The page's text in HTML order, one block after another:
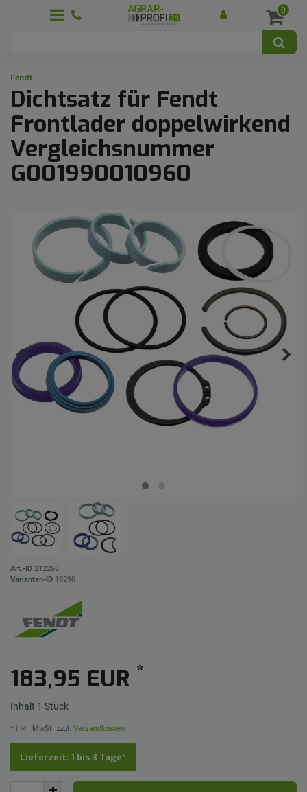
0
Fendt
Dichtsatz für Fendt
Frontlader doppelwirkend
Vergleichsnummer
G001990010960
Art.-ID 212268
Varianten-ID 19290
183,95 EUR *
Inhalt 1 Stück
* inkl. MwSt. zzgl. Versandkosten
Lieferzeit: 1 bis 3 Tage*